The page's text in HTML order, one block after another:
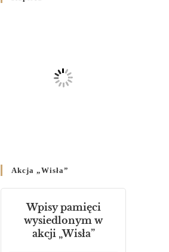
Родин
Справ Молоді та встановленя
складу Катихитичної Комісії
днях 2-12 липня 2024 р.”
Декрет єпископів
Перемисько-Варшавської
Митрополії стосовно
звершування Божественної
Akcja „Wisła”
Wpisy pamięci
wysiedlonym w
akcji „Wisła”